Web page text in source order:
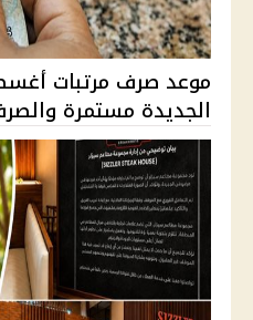
الجديدة مستمرة والصرف يوم